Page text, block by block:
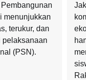
menunjukkan
terukur, dan
pelaksanaan
(PSN).